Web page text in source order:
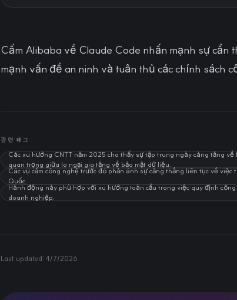
Cấm Alibaba về Claude Code nhấn mạnh sự cẩn
mạnh vấn đề an ninh và tuân thủ các chính sách
관련 태그
Các xu hướng CNTT năm 2025 cho thấy sự tập trung ngày càng tăng
quan trọng giữa lo ngại gia tăng về bảo mật dữ liệu.
Các vụ cấm công nghệ trước đó phản ánh sự căng thẳng liên tục về
Quốc.
Hành động này phù hợp với xu hướng toàn cầu trong việc quy định
doanh nghiệp.
Last updated: 4/7/2026